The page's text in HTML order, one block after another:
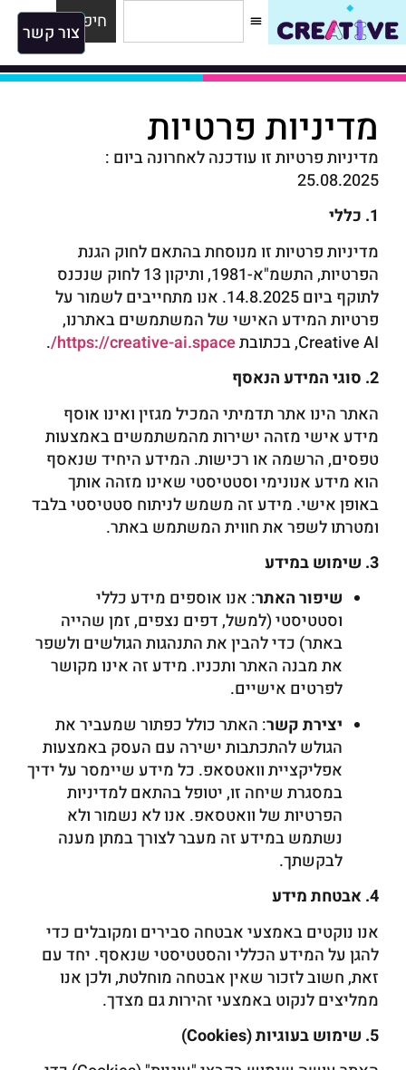
חיפושצור קשר
מדיניות פרטיות
מדיניות פרטיות זו עודכנה לאחרונה ביום :
25.08.2025
1. כללי
מדיניות פרטיות זו מנוסחת בהתאם לחוק הגנת
הפרטיות, התשמ"א-1981, ותיקון 13 לחוק שנכנס
לתוקף ביום 14.8.2025. אנו מתחייבים לשמור על
פרטיות המידע האישי של המשתמשים באתרנו,
Creative AI, בכתובת
https://creative-ai.space/
.
2. סוגי המידע הנאסף
האתר הינו אתר תדמיתי המכיל מגזין ואינו אוסף
מידע אישי מזהה ישירות מהמשתמשים באמצעות
טפסים, הרשמה או רכישות. המידע היחיד שנאסף
הוא מידע אנונימי וסטטיסטי שאינו מזהה אותך
באופן אישי. מידע זה משמש לניתוח סטטיסטי בלבד
ומטרתו לשפר את חווית המשתמש באתר.
3. שימוש במידע
שיפור האתר: אנו אוספים מידע כללי
וסטטיסטי (למשל, דפים נצפים, זמן שהייה
באתר) כדי להבין את התנהגות הגולשים ולשפר
את מבנה האתר ותכניו. מידע זה אינו מקושר
לפרטים אישיים.
יצירת קשר: האתר כולל כפתור שמעביר את
הגולש להתכתבות ישירה עם העסק באמצעות
אפליקציית וואטסאפ. כל מידע שיימסר על ידיך
במסגרת שיחה זו, יטופל בהתאם למדיניות
הפרטיות של וואטסאפ. אנו לא נשמור ולא
נשתמש במידע זה מעבר לצורך במתן מענה
לבקשתך.
4. אבטחת מידע
אנו נוקטים באמצעי אבטחה סבירים ומקובלים כדי
להגן על המידע הכללי והסטטיסטי שנאסף. יחד עם
זאת, חשוב לזכור שאין אבטחה מוחלטת, ולכן אנו
ממליצים לנקוט באמצעי זהירות גם מצדך.
5. שימוש בעוגיות (Cookies)